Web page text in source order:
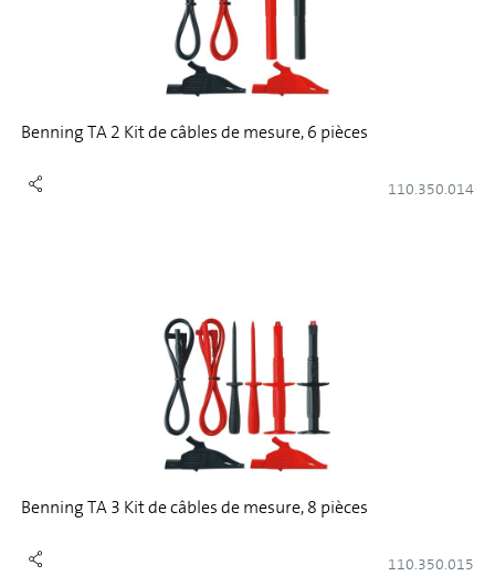
Benning TA 2 Kit de câbles de mesure, 6 pièces
110.350.014
Benning TA 3 Kit de câbles de mesure, 8 pièces
110.350.015